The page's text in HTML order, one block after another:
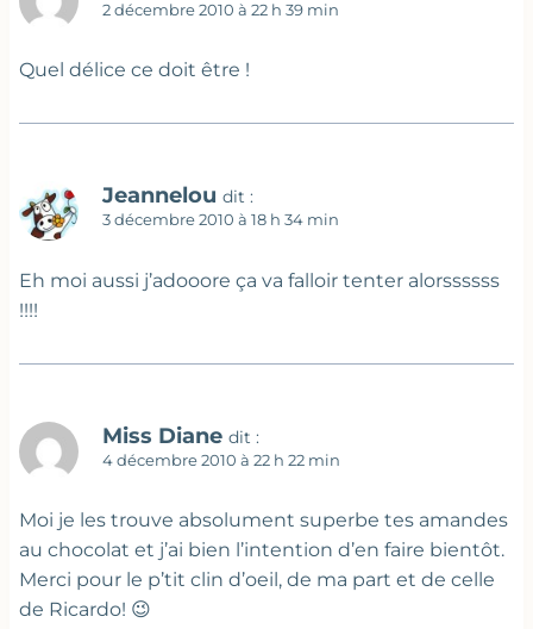
2 décembre 2010 à 22 h 39 min
Quel délice ce doit être !
Jeannelou dit :
3 décembre 2010 à 18 h 34 min
Eh moi aussi j’adooore ça va falloir tenter alorssssss
!!!!
Miss Diane dit :
4 décembre 2010 à 22 h 22 min
Moi je les trouve absolument superbe tes amandes
au chocolat et j’ai bien l’intention d’en faire bientôt.
Merci pour le p’tit clin d’oeil, de ma part et de celle
de Ricardo! 😉